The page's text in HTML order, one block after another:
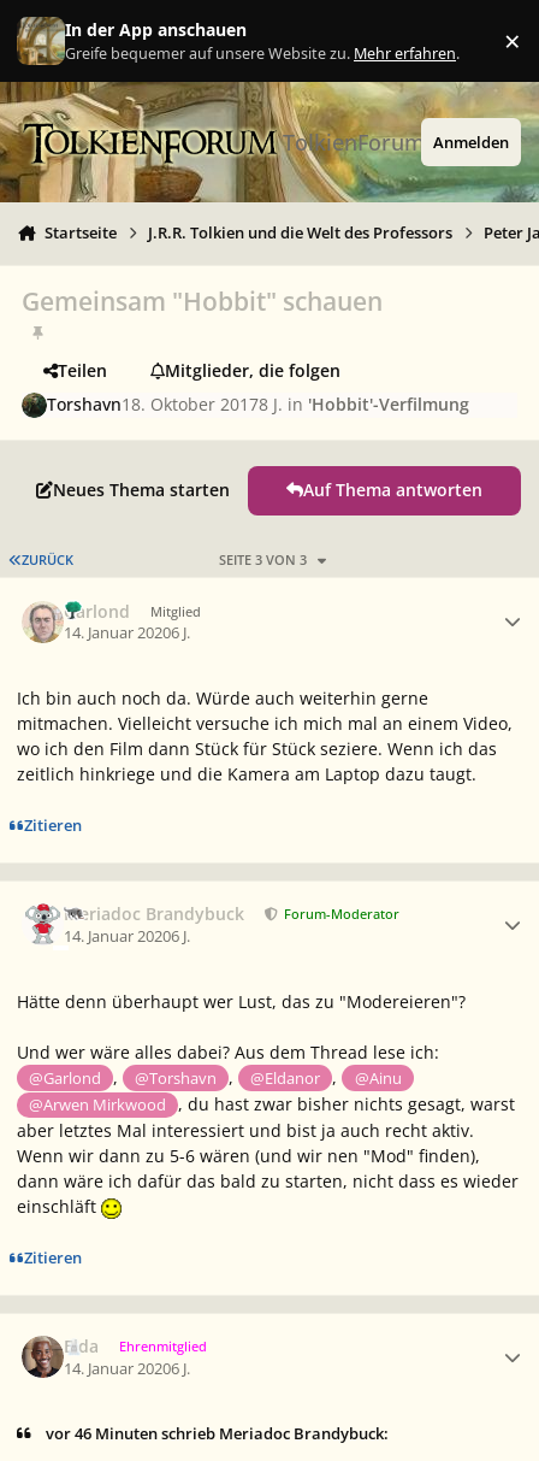
Zu Inhalt springen
In der App anschauen
Greife bequemer auf unsere Website zu. Mehr erfahren. ×
TolkienForum Anmelden
Startseite J.R.R. Tolkien und die Welt des Professors Peter
Gemeinsam "Hobbit" schauen
Teilen
Mitglieder, die folgen
Torshavn18. Oktober 20178 J. in 'Hobbit'-Verfilmung
Neues Thema starten Auf Thema antworten
ERSTE SEITE
ZURÜCK SEITE 3 VON 3
Garlond Mitglied
14. Januar 20206 J.
Ich bin auch noch da. Würde auch weiterhin gerne
mitmachen. Vielleicht versuche ich mich mal an einem Video,
wo ich den Film dann Stück für Stück seziere. Wenn ich das
zeitlich hinkriege und die Kamera am Laptop dazu taugt.
Zitieren
Meriadoc Brandybuck Forum-Moderator
14. Januar 20206 J.
Hätte denn überhaupt wer Lust, das zu "Modereieren"?
Und wer wäre alles dabei? Aus dem Thread lese ich:
@Garlond , @Torshavn , @Eldanor ,
@Ainu
@Arwen Mirkwood
, du hast zwar bisher nichts gesagt, warst
aber letztes Mal interessiert und bist ja auch recht aktiv.
Wenn wir dann zu 5-6 wären (und wir nen "Mod" finden),
dann wäre ich dafür das bald zu starten, nicht dass es wieder
einschläft
Zitieren
Elda Ehrenmitglied
14. Januar 20206 J.
vor 46 Minuten schrieb Meriadoc Brandybuck: